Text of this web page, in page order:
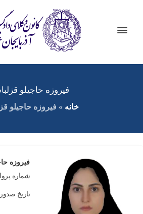
فیروزه حاجیلو
خانه » فیروزه حاجیلو
فیروزه
شماره
تاریخ